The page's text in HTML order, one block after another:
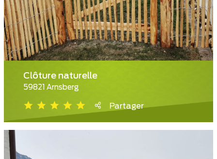
Clôture naturelle
59821 Arnsberg
Partager